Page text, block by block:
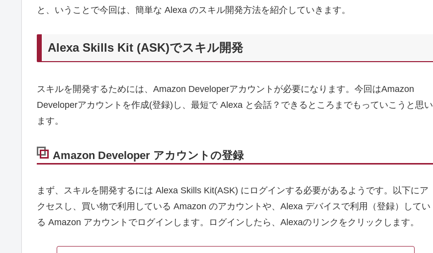
と、いうことで今回は、簡単な Alexa のスキル開発方法を紹介していきます。
Alexa Skills Kit (ASK)でスキル開発
スキルを開発するためには、Amazon Developerアカウントが必要になります。今回はAmazon
Developerアカウントを作成(登録)し、最短で Alexa と会話？できるところまでもっていこうと思い
ます。
Amazon Developer アカウントの登録
まず、スキルを開発するには Alexa Skills Kit(ASK) にログインする必要があるようです。以下にア
クセスし、買い物で利用している Amazon のアカウントや、Alexa デバイスで利用（登録）してい
る Amazon アカウントでログインします。ログインしたら、Alexaのリンクをクリックします。